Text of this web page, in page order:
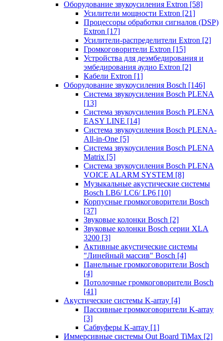
Оборудование звукоусиления Extron [58]
Усилители мощности Extron [21]
Процессоры обработки сигналов (DSP)
Extron [17]
Усилители-распределители Extron [2]
Громкоговорители Extron [15]
Устройства для деэмбедирования и
эмбедирования аудио Extron [2]
Кабели Extron [1]
Оборудование звукоусиления Bosch [146]
Система звукоусиления Bosch PLENA
[13]
Система звукоусиления Bosch PLENA
EASY LINE [14]
Система звукоусиления Bosch PLENA-
All-in-One [5]
Система звукоусиления Bosch PLENA
Matrix [5]
Система звукоусиления Bosch PLENA
VOICE ALARM SYSTEM [8]
Музыкальные акустические системы
Bosch LB6/ LC6/ LP6 [10]
Корпусные громкоговорители Bosch
[37]
Звуковые колонки Bosch [2]
Звуковые колонки Bosch серии XLA
3200 [3]
Активные акустические системы
"Линейный массив" Bosch [4]
Панельные громкоговорители Bosch
[4]
Потолочные громкоговорители Bosch
[41]
Акустические системы K-array [4]
Пассивные громкоговорители K-array
[3]
Сабвуферы K-array [1]
Иммерсивные системы Out Board TiMax [2]